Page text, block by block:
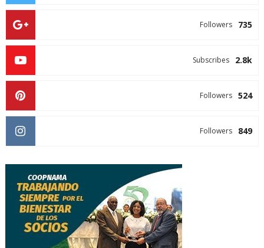
735
Followers
2.8k
Subscribes
524
Followers
849
Followers